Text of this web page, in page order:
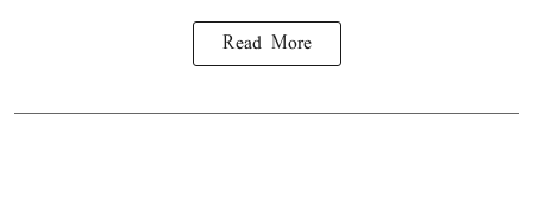
Read More